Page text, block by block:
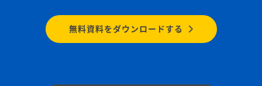
無料資料をダウンロードする